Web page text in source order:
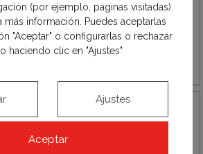
(por ejemplo, páginas visitadas).
más información. Puedes aceptarlas
"Aceptar" o configurarlas o rechazar
haciendo clic en "Ajustes"
Aceptar
Ajustes